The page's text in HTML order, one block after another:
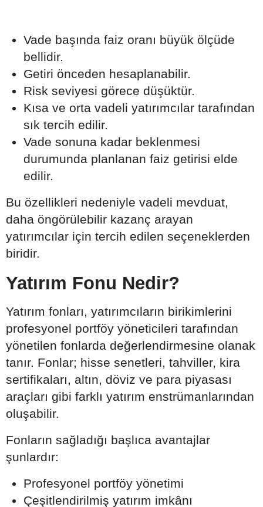
Vade başında faiz oranı büyük ölçüde
bellidir.
Getiri önceden hesaplanabilir.
Risk seviyesi görece düşüktür.
Kısa ve orta vadeli yatırımcılar tarafından
sık tercih edilir.
Vade sonuna kadar beklenmesi
durumunda planlanan faiz getirisi elde
edilir.
Bu özellikleri nedeniyle vadeli mevduat,
daha öngörülebilir kazanç arayan
yatırımcılar için tercih edilen seçeneklerden
biridir.
Yatırım Fonu Nedir?
Yatırım fonları, yatırımcıların birikimlerini
profesyonel portföy yöneticileri tarafından
yönetilen fonlarda değerlendirmesine olanak
tanır. Fonlar; hisse senetleri, tahviller, kira
sertifikaları, altın, döviz ve para piyasası
araçları gibi farklı yatırım enstrümanlarından
oluşabilir.
Fonların sağladığı başlıca avantajlar
şunlardır:
Profesyonel portföy yönetimi
Çeşitlendirilmiş yatırım imkânı